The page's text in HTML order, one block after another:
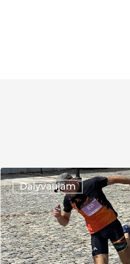
Dalyvaujam
Lietuvos
čempionatas
–
Sprintas
2026